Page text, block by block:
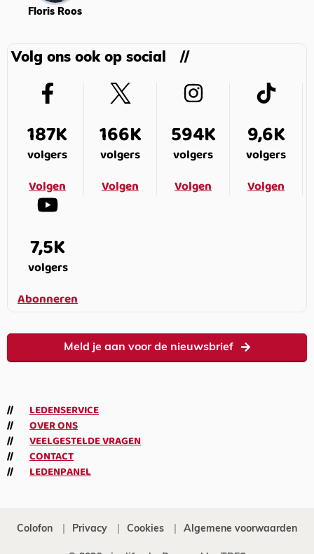
Floris Roos
Volg ons ook op social
187K
volgers
Volgen
166K
volgers
Volgen
594K
volgers
Volgen
9,6K
volgers
Volgen
7,5K
volgers
Abonneren
Meld je aan voor de nieuwsbrief
LEDENSERVICE
OVER ONS
VEELGESTELDE VRAGEN
CONTACT
LEDENPANEL
Colofon Privacy Cookies Algemene voorwaarden